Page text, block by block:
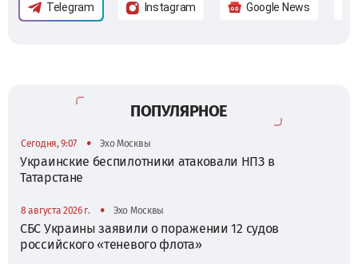
Telegram Instagram Google News
ПОПУЛЯРНОЕ
Сегодня, 9:07 • Эхо Москвы
Украинские беспилотники атаковали НПЗ в
Татарстане
8 августа 2026 г. • Эхо Москвы
СБС Украины заявили о поражении 12 судов
российского «теневого флота»